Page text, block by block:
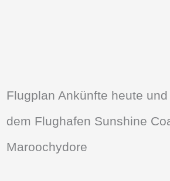
Flugplan Ankünfte heute
dem Flughafen Sunshine
Maroochydore